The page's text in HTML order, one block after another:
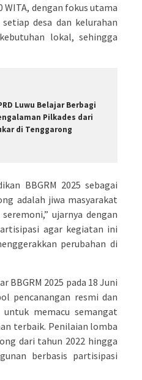
WITA, dengan fokus utama
desa dan kelurahan
lokal, sehingga
Luwu Belajar Berbagi
Pilkades dari
di Tenggarong
BBGRM 2025 sebagai
adalah jiwa masyarakat
ujarnya dengan
agar kegiatan ini
perubahan di
BBGRM 2025 pada 18 Juni
pencanangan resmi dan
memacu semangat
terbaik. Penilaian lomba
dari tahun 2022 hingga
berbasis partisipasi